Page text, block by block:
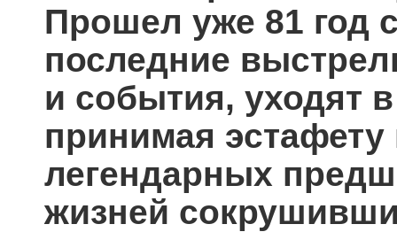
Прошел уже 81 год
последние
и события, уходят
принимая эстафету
легендарных
жизней